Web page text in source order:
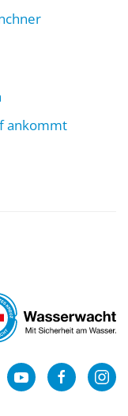
ankommt